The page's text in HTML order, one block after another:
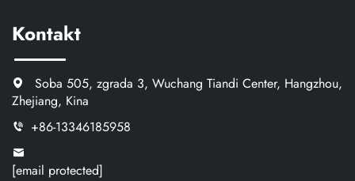
Kontakt
Soba 505, zgrada 3, Wuchang Tiandi Center, Hangzhou,
Zhejiang, Kina
+86-13346185958
[email protected]